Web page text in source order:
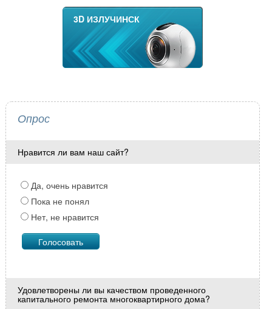
3D ИЗЛУЧИНСК
Опрос
Нравится ли вам наш сайт?
Да, очень нравится
Пока не понял
Нет, не нравится
Удовлетворены ли вы качеством проведенного
капитального ремонта многоквартирного дома?